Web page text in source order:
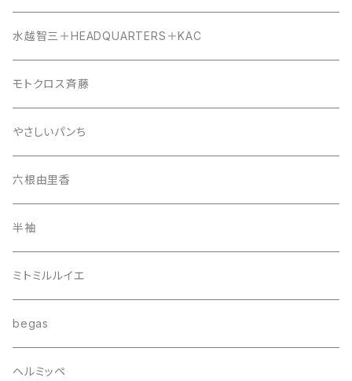
水越智三＋HEADQUARTERS＋KAC
モトクロス斉藤
やさしいパンち
六根由里香
半袖
ミトミルルイエ
begas
ヘルミッペ